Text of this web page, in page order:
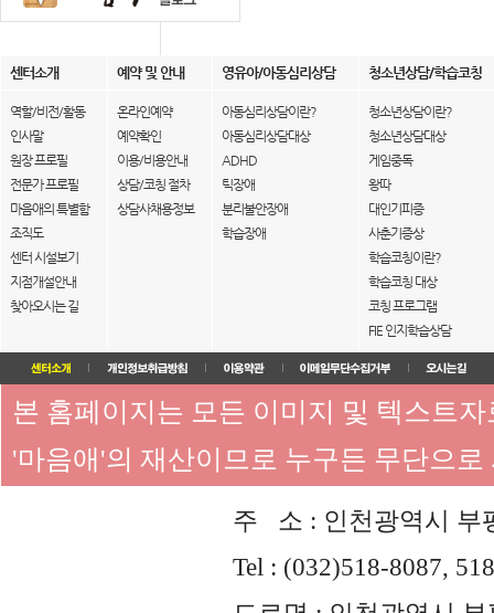
센터소개 예약 및 안내 영유아/아동심리상담 청소년상담/학습코칭
역할/비전/활동
인사말
원장 프로필
전문가 프로필
마음애의 특별함
조직도
센터 시설보기
지점개설안내
찾아오시는 길
온라인예약
예약확인
이용/비용안내
상담/코칭 절차
상담사채용정보
아동심리상담이란?
아동심리상담대상
ADHD
틱장애
분리불안장애
학습장애
청소년상담이란?
청소년상담대상
게임중독
왕따
대인기피증
사춘기증상
학습코칭이란?
학습코칭 대상
코칭 프로그램
FIE 인지학습상담
본 홈페이지는 모든 이미지 및 텍스트
'마음애'의 재산이므로 누구든 무단으
주 소 : 인천광역시 부
Tel : (032)518-8087,